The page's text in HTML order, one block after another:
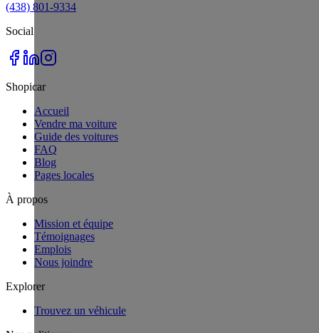
(438) 801-9334
Social
Shopicar
Accueil
Vendre ma voiture
Guide des voitures
FAQ
Blog
Pages locales
À propos
Mission et équipe
Témoignages
Emplois
Nous joindre
Explorer
Trouvez un véhicule